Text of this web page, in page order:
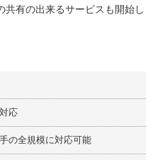
共有の出来るサービスも開始し
応
の全規模に対応可能